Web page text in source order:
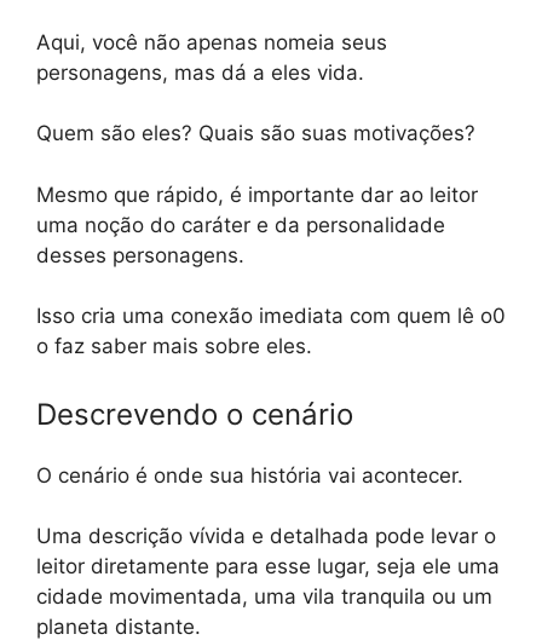
Aqui, você não apenas nomeia seus
personagens, mas dá a eles vida.
Quem são eles? Quais são suas motivações?
Mesmo que rápido, é importante dar ao leitor
uma noção do caráter e da personalidade
desses personagens.
Isso cria uma conexão imediata com quem lê o0
o faz saber mais sobre eles.
Descrevendo o cenário
O cenário é onde sua história vai acontecer.
Uma descrição vívida e detalhada pode levar o
leitor diretamente para esse lugar, seja ele uma
cidade movimentada, uma vila tranquila ou um
planeta distante.